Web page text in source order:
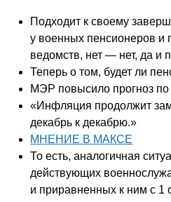
Подходит к своему
у военных пенсионеров и
ведомств, нет — нет, да и
Теперь о том, будет ли
МЭР повысило прогноз
«Инфляция продолжит
декабрь к декабрю.»
МНЕНИЕ В МАКСЕ
То есть, аналогичная
действующих
и приравненных к ним с 1